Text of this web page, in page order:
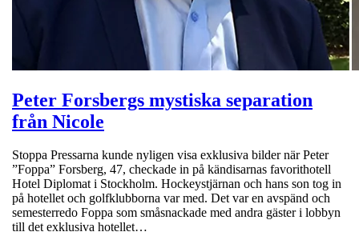
Peter Forsbergs mystiska separation
från Nicole
Stoppa Pressarna kunde nyligen visa exklusiva bilder när Peter
”Foppa” Forsberg, 47, checkade in på kändisarnas favorithotell
Hotel Diplomat i Stockholm. Hockeystjärnan och hans son tog in
på hotellet och golfklubborna var med. Det var en avspänd och
semesterredo Foppa som småsnackade med andra gäster i lobbyn
till det exklusiva hotellet…